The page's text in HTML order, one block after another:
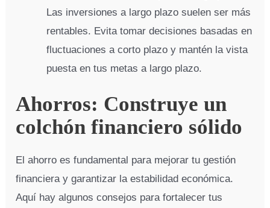
Las inversiones a largo plazo suelen ser más
rentables. Evita tomar decisiones basadas en
fluctuaciones a corto plazo y mantén la vista
puesta en tus metas a largo plazo.
Ahorros: Construye un
colchón financiero sólido
El ahorro es fundamental para mejorar tu gestión
financiera y garantizar la estabilidad económica.
Aquí hay algunos consejos para fortalecer tus